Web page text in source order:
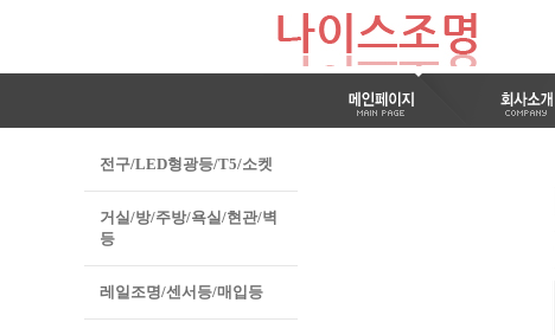
전구/LED형광등/T5/소켓
거실/방/주방/욕실/현관/벽
등
레일조명/센서등/매입등